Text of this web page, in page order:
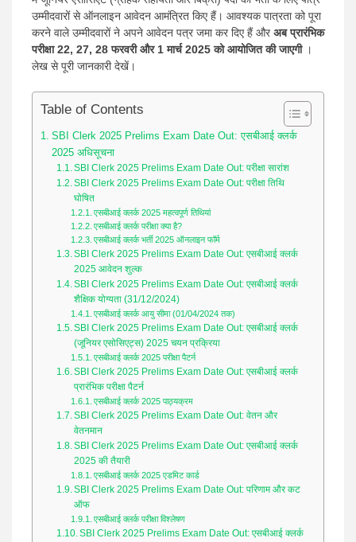
उम्मीदवारों से ऑनलाइन आवेदन आमंत्रित किए हैं। आवश्यक पात्रता को पूरा
करने वाले उम्मीदवारों ने अपने आवेदन पत्र जमा कर दिए हैं औरअब प्रारंभिक
परीक्षा 22, 27, 28 फरवरी और 1 मार्च 2025 को आयोजित की जाएगी।
लेख से पूरी जानकारी देखें।
Table of Contents
SBI Clerk 2025 Prelims Exam Date Out: एसबीआई क्लर्क
2025 अधिसूचना
SBI Clerk 2025 Prelims Exam Date Out: परीक्षा सारांश
SBI Clerk 2025 Prelims Exam Date Out: परीक्षा तिथि
घोषित
एसबीआई क्लर्क 2025 महत्वपूर्ण तिथियां
एसबीआई क्लर्क परीक्षा क्या है?
एसबीआई क्लर्क भर्ती 2025 ऑनलाइन फॉर्म
SBI Clerk 2025 Prelims Exam Date Out: एसबीआई क्लर्क
2025 आवेदन शुल्क
SBI Clerk 2025 Prelims Exam Date Out: एसबीआई क्लर्क
शैक्षिक योग्यता (31/12/2024)
एसबीआई क्लर्क आयु सीमा (01/04/2024 तक)
SBI Clerk 2025 Prelims Exam Date Out: एसबीआई क्लर्क
(जूनियर एसोसिएट्स) 2025 चयन प्रक्रिया
एसबीआई क्लर्क 2025 परीक्षा पैटर्न
SBI Clerk 2025 Prelims Exam Date Out: एसबीआई क्लर्क
प्रारंभिक परीक्षा पैटर्न
एसबीआई क्लर्क 2025 पाठ्यक्रम
SBI Clerk 2025 Prelims Exam Date Out: वेतन और
वेतनमान
SBI Clerk 2025 Prelims Exam Date Out: एसबीआई क्लर्क
2025 की तैयारी
एसबीआई क्लर्क 2025 एडमिट कार्ड
SBI Clerk 2025 Prelims Exam Date Out: परिणाम और कट
ऑफ
एसबीआई क्लर्क परीक्षा विश्लेषण
SBI Clerk 2025 Prelims Exam Date Out: एसबीआई क्लर्क